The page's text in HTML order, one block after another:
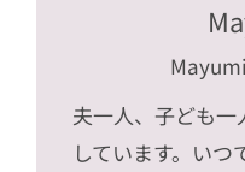
夫一人、子ども
しています。い